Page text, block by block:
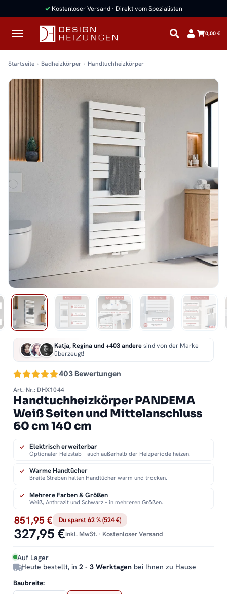
✓ Kostenloser Versand · Direkt vom Spezialisten
0,00 €
Startseite Badheizkörper Handtuchheizkörper
403 Bewertungen
Katja, Regina und +403 anderesind von der Marke
überzeugt!
Art.-Nr.: DHX1044
Handtuchheizkörper PANDEMA
Weiß Seiten und Mittelanschluss
60 cm 140 cm
851,95 € Du sparst 62 % (524 €)
327,95 €inkl. MwSt. · Kostenloser Versand
Auf Lager
Heute bestellt, in 2 - 3 Werktagen bei Ihnen zu Hause
Elektrisch erweiterbar
Optionaler Heizstab – auch außerhalb der Heizperiode heizen.
Warme Handtücher
Breite Streben halten Handtücher warm und trocken.
Mehrere Farben & Größen
Weiß, Anthrazit und Schwarz – in mehreren Größen.
Baubreite: